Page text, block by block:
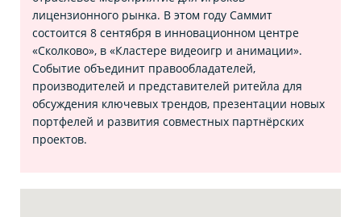
лицензионного рынка. В этом году Саммит
состоится 8 сентября в инновационном центре
«Сколково», в «Кластере видеоигр и анимации».
Событие объединит правообладателей,
производителей и представителей ритейла для
обсуждения ключевых трендов, презентации новых
портфелей и развития совместных партнёрских
проектов.